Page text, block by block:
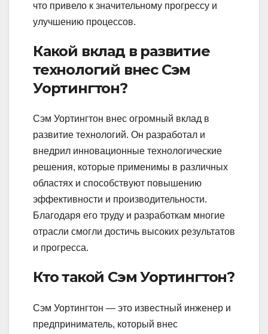
что привело к значительному прогрессу и
улучшению процессов.
Какой вклад в развитие
технологий внес Сэм
Уортингтон?
Сэм Уортингтон внес огромный вклад в
развитие технологий. Он разработал и
внедрил инновационные технологические
решения, которые применимы в различных
областях и способствуют повышению
эффективности и производительности.
Благодаря его труду и разработкам многие
отрасли смогли достичь высоких результатов
и прогресса.
Кто такой Сэм Уортингтон?
Сэм Уортингтон — это известный инженер и
предприниматель, который внес